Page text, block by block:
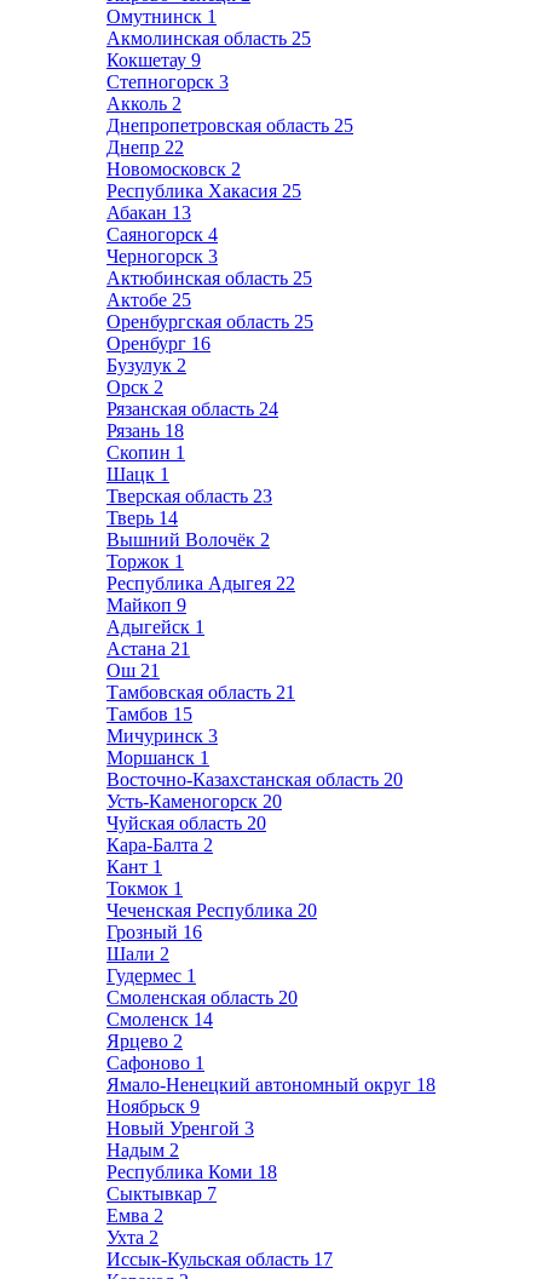
Омутнинск 1
Акмолинская область 25
Кокшетау 9
Степногорск 3
Акколь 2
Днепропетровская область 25
Днепр 22
Новомосковск 2
Республика Хакасия 25
Абакан 13
Саяногорск 4
Черногорск 3
Актюбинская область 25
Актобе 25
Оренбургская область 25
Оренбург 16
Бузулук 2
Орск 2
Рязанская область 24
Рязань 18
Скопин 1
Шацк 1
Тверская область 23
Тверь 14
Вышний Волочёк 2
Торжок 1
Республика Адыгея 22
Майкоп 9
Адыгейск 1
Астана 21
Ош 21
Тамбовская область 21
Тамбов 15
Мичуринск 3
Моршанск 1
Восточно-Казахстанская область 20
Усть-Каменогорск 20
Чуйская область 20
Кара-Балта 2
Кант 1
Токмок 1
Чеченская Республика 20
Грозный 16
Шали 2
Гудермес 1
Смоленская область 20
Смоленск 14
Ярцево 2
Сафоново 1
Ямало-Ненецкий автономный округ 18
Ноябрьск 9
Новый Уренгой 3
Надым 2
Республика Коми 18
Сыктывкар 7
Емва 2
Ухта 2
Иссык-Кульская область 17